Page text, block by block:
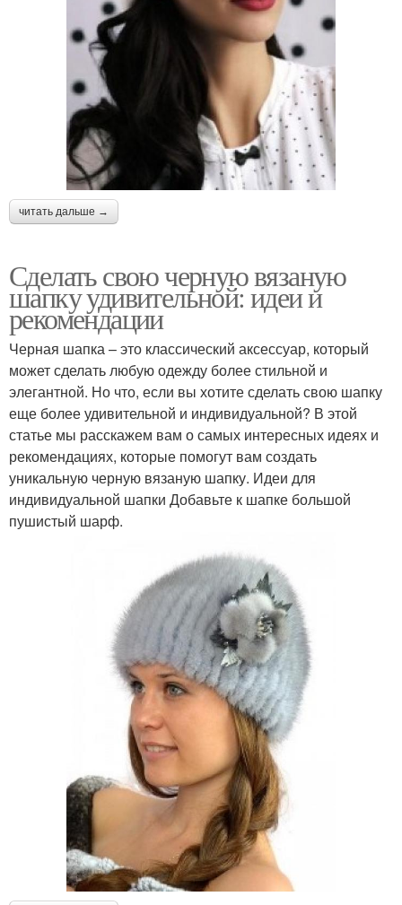
читать дальше →
Сделать свою черную вязаную
шапку удивительной: идеи и
рекомендации
Черная шапка – это классический аксессуар, который
может сделать любую одежду более стильной и
элегантной. Но что, если вы хотите сделать свою шапку
еще более удивительной и индивидуальной? В этой
статье мы расскажем вам о самых интересных идеях и
рекомендациях, которые помогут вам создать
уникальную черную вязаную шапку. Идеи для
индивидуальной шапки Добавьте к шапке большой
пушистый шарф.